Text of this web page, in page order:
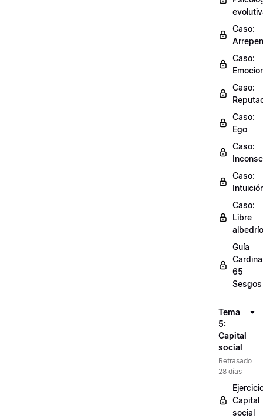
Caso:
Caso:
Caso:
Caso:
Ego
Caso:
Caso:
Caso:
Libre
albedrío
Guía
65
Sesgos
Tema
5:
Capital
social
Retrasado
28 días
Capital
social